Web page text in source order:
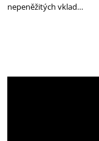
nepeněžitých vklad…